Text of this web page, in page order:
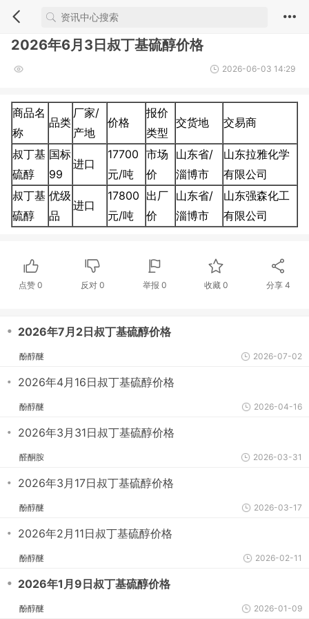
2026年6月3日叔丁基硫醇价格
2026-06-03 14:29
商品名
称
品类
厂家/
产地
价格
报价
类型
交货地 交易商
叔丁基
硫醇
国标
99
进口
17700
元/吨
市场
价
山东省/
淄博市
山东拉雅化学
有限公司
叔丁基
硫醇
优级
品
进口
17800
元/吨
出厂
价
山东省/
淄博市
山东强森化工
有限公司
点赞0 反对 0 举报 0 收藏 0 分享 4
・ 2026年7月2日叔丁基硫醇价格
酚醇醚 2026-07-02
・ 2026年4月16日叔丁基硫醇价格
酚醇醚 2026-04-16
・ 2026年3月31日叔丁基硫醇价格
醛酮胺 2026-03-31
・ 2026年3月17日叔丁基硫醇价格
酚醇醚 2026-03-17
・ 2026年2月11日叔丁基硫醇价格
酚醇醚 2026-02-11
・ 2026年1月9日叔丁基硫醇价格
酚醇醚 2026-01-09